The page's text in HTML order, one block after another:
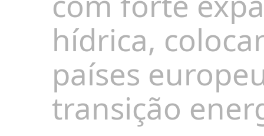
hídrica,
países
transição